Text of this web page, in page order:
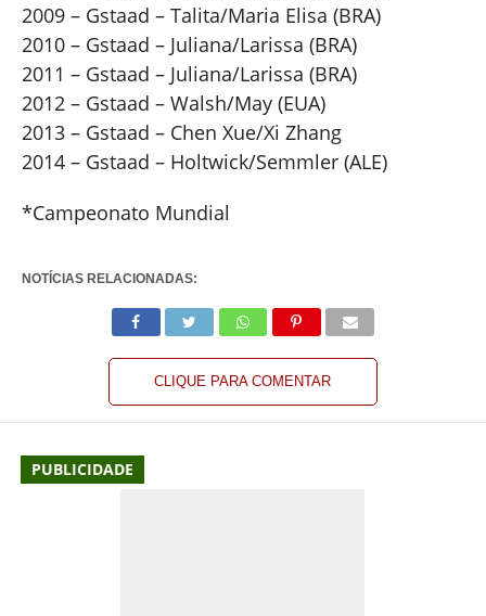
2009 – Gstaad – Talita/Maria Elisa (BRA)
2010 – Gstaad – Juliana/Larissa (BRA)
2011 – Gstaad – Juliana/Larissa (BRA)
2012 – Gstaad – Walsh/May (EUA)
2013 – Gstaad – Chen Xue/Xi Zhang
2014 – Gstaad – Holtwick/Semmler (ALE)
*Campeonato Mundial
NOTÍCIAS RELACIONADAS:
CLIQUE PARA COMENTAR
PUBLICIDADE